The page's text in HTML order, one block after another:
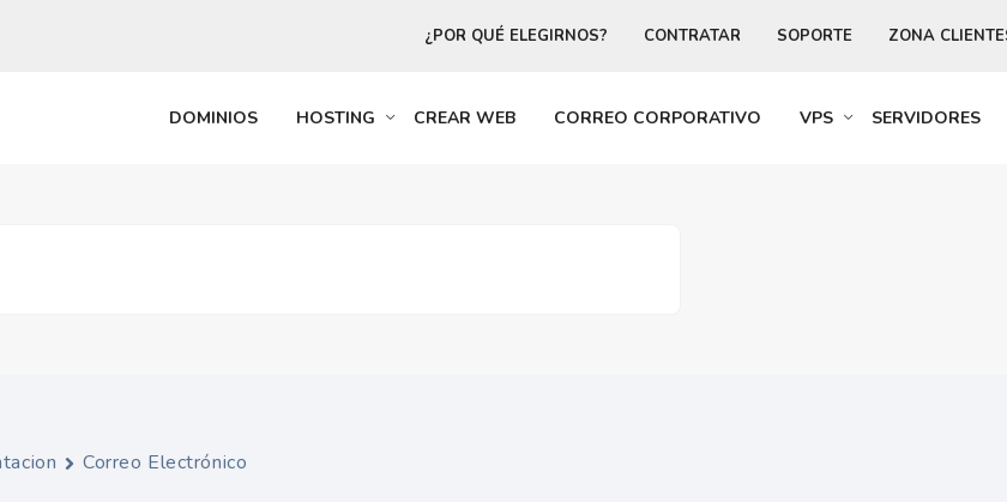
ZONA
SOPORTE
CONTRATAR
¿POR QUÉ ELEGIRNOS?
DOMINIOS HOSTING CREAR WEB CORREO CORPORATIVO VPS SERVIDORES
Correo Electrónico